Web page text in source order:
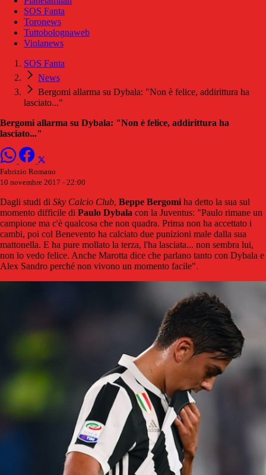
SOS Fanta
Toronews
Tuttobolognaweb
Violanews
SOS Fanta
News
Bergomi allarma su Dybala: "Non è felice, addirittura ha
lasciato..."
Bergomi allarma su Dybala: "Non è felice, addirittura ha
lasciato..."
Fabrizio Romano
10 novembre 2017 - 22:00
Dagli studi di Sky Calcio Club, Beppe Bergomi ha detto la sua sul
momento difficile di Paulo Dybala con la Juventus: "Paulo rimane un
campione ma c'è qualcosa che non quadra. Prima non ha accettato i
cambi, poi col Benevento ha calciato due punizioni male dalla sua
mattonella. E ha pure mollato la terza, l'ha lasciata... non sembra lui,
non lo vedo felice. Anche Marotta dice che parlano tanto con Dybala e
Alex Sandro perché non vivono un momento facile".